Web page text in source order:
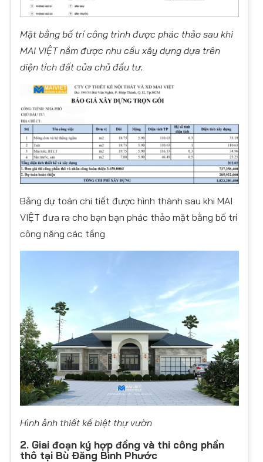
Mặt bằng bố trí công trình được phác thảo sau khi
MAI VIỆT nắm được nhu cầu xây dựng dựa trên
diện tích đất của chủ đầu tư.
Bảng dự toán chi tiết được hình thành sau khi MAI
VIỆT đưa ra cho bạn bạn phác thảo mặt bằng bố trí
công năng các tầng
Hình ảnh thiết kế biệt thự vườn
2. Giai đoạn ký hợp đồng và thi công phần
thô tại Bù Đăng Bình Phước